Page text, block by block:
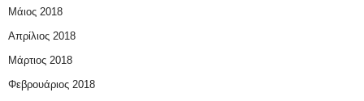
Μάιος 2018
Απρίλιος 2018
Μάρτιος 2018
Φεβρουάριος 2018